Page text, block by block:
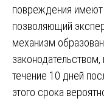
повреждения имеют
позволяющий
механизм
течение 10 дней
этого срока